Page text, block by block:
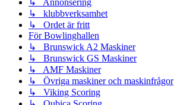
↳ klubbverksamhet
↳ Ordet är fritt
För Bowlinghallen
↳ Brunswick A2 Maskiner
↳ Brunswick GS Maskiner
↳ AMF Maskiner
↳ Övriga maskiner och maskinfrågor
↳ Viking Scoring